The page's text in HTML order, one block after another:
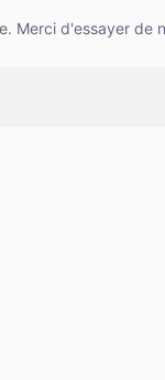
Merci d'essayer de